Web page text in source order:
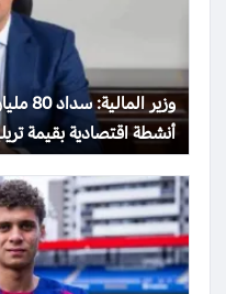
وزير
أنشطة اقتصادية بقيمة